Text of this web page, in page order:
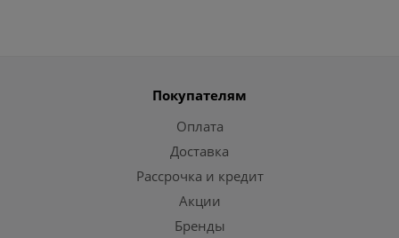
Покупателям
Оплата
Доставка
Рассрочка и кредит
Акции
Бренды